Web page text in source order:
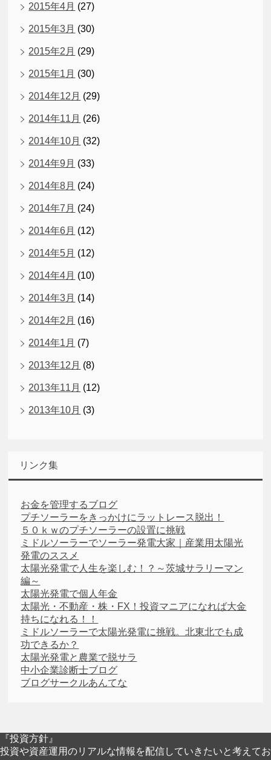
2015年4月 (27)
2015年3月 (30)
2015年2月 (29)
2015年1月 (30)
2014年12月 (29)
2014年11月 (26)
2014年10月 (32)
2014年9月 (33)
2014年8月 (24)
2014年7月 (24)
2014年6月 (12)
2014年5月 (12)
2014年4月 (10)
2014年3月 (14)
2014年2月 (16)
2014年1月 (7)
2013年12月 (8)
2013年11月 (12)
2013年10月 (3)
リンク集
お金を管理するブログ
プチソーラーをきっかけにラットレース脱出！
５０ｋｗのプチソーラーの設置に挑戦
ミドルソーラーでソーラー発電大家｜産業用太陽光
発電のススメ
太陽光発電で人生を楽しむ！？～茨城サラリーマン
編～
太陽光発電で個人年金
太陽光・不動産・株・FX！投資マニアになれば大金
持ちになれる！！
ミドルソーラーで太陽光発電に挑戦。北東北でも成
功できるか？
太陽光発電と農業で脱サラ
中小企業診断士ブログ
ブログサークルあんてな
『投資方針』
投資や資産運用のリアルな情報を配信していきたいと考えてお